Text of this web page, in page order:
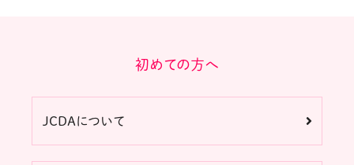
初めての方へ
JCDAについて